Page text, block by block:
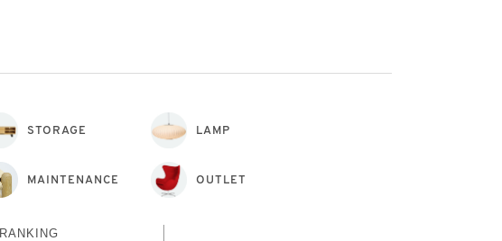
STORAGE LAMP
MAINTENANCE OUTLET
RANKING